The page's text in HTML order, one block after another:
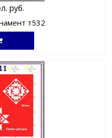
руб.
т532